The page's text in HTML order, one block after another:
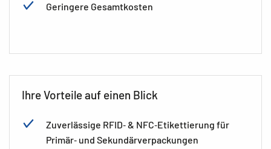
Geringere Gesamtkosten
Ihre Vorteile auf einen Blick
Zuverlässige RFID‑ & NFC‑Etikettierung für
Primär‑ und Sekundärverpackungen